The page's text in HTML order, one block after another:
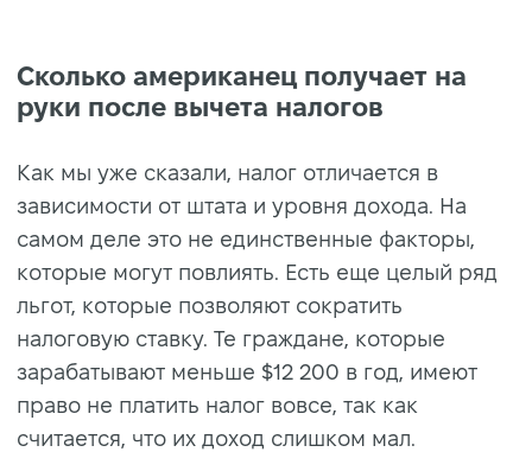
Сколько американец получает на
руки после вычета налогов
Как мы уже сказали, налог отличается в
зависимости от штата и уровня дохода. На
самом деле это не единственные факторы,
которые могут повлиять. Есть еще целый ряд
льгот, которые позволяют сократить
налоговую ставку. Те граждане, которые
зарабатывают меньше $12 200 в год, имеют
право не платить налог вовсе, так как
считается, что их доход слишком мал.